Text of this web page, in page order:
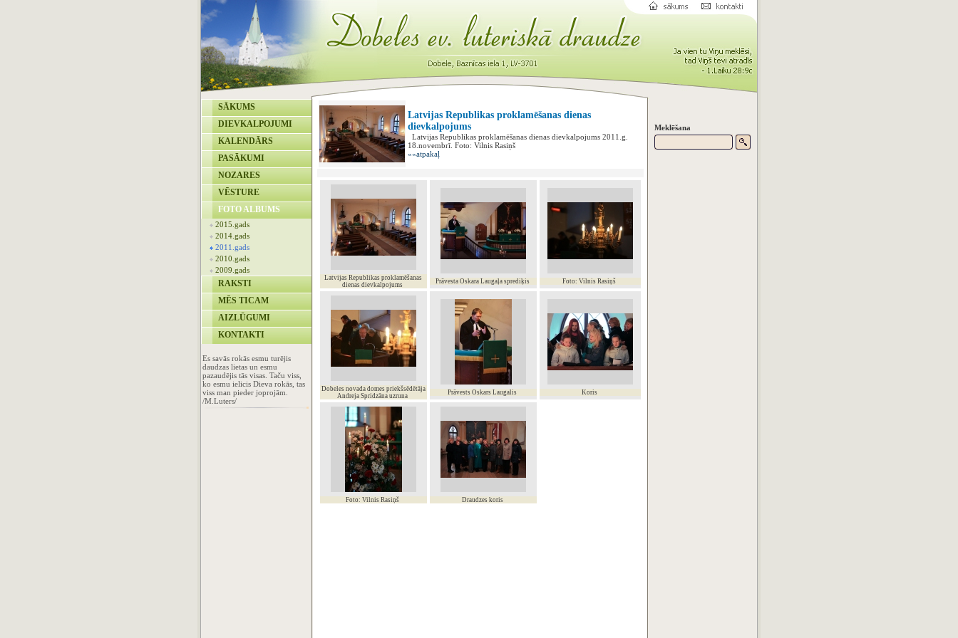
SĀKUMS
DIEVKALPOJUMI
KALENDĀRS
PASĀKUMI
NOZARES
VĒSTURE
FOTO ALBUMS
2015.gads
2014.gads
2011.gads
2010.gads
2009.gads
RAKSTI
MĒS TICAM
AIZLŪGUMI
KONTAKTI
Es savās rokās esmu turējis
daudzas lietas un esmu
pazaudējis tās visas. Taču viss,
ko esmu ielicis Dieva rokās, tas
viss man pieder joprojām.
/M.Luters/
Latvijas Republikas proklamēšanas dienas
dievkalpojums
Latvijas Republikas proklamēšanas dienas dievkalpojums 2011.g.
18.novembrī. Foto: Vilnis Rasiņš
««atpakaļ
Latvijas Republikas proklamēšanas
dienas dievkalpojums
Prāvesta Oskara Laugaļa sprediķis Foto: Vilnis Rasiņš
Dobeles novada domes priekšsēdētāja
Andreja Spridzāna uzruna
Prāvests Oskars Laugalis Koris
Foto: Vilnis Rasiņš Draudzes koris
Meklēšana